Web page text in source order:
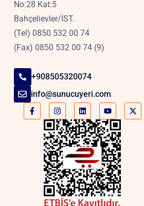
No:28 Kat:5
Bahçelievler/İST.
(Tel) 0850 532 00 74
(Fax) 0850 532 00 74 (9)
+908505320074
info@sunucuyeri.com